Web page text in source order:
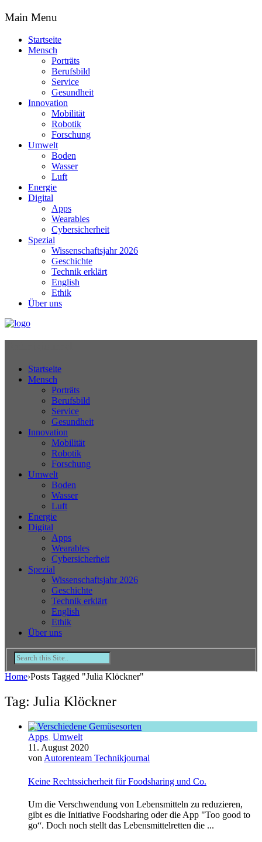
Main Menu
Startseite
Mensch
Porträts
Berufsbild
Service
Gesundheit
Innovation
Mobilität
Robotik
Forschung
Umwelt
Boden
Wasser
Luft
Energie
Digital
Apps
Wearables
Cybersicherheit
Spezial
Wissenschaftsjahr 2026
Geschichte
Technik erklärt
English
Ethik
Über uns
Startseite
Mensch
Porträts
Berufsbild
Service
Gesundheit
Innovation
Mobilität
Robotik
Forschung
Umwelt
Boden
Wasser
Luft
Energie
Digital
Apps
Wearables
Cybersicherheit
Spezial
Wissenschaftsjahr 2026
Geschichte
Technik erklärt
English
Ethik
Über uns
Home›Posts Tagged "Julia Klöckner"
Tag: Julia Klöckner
Apps, Umwelt
11. August 2020
von Autorenteam Technikjournal
Keine Rechtssicherheit für Foodsharing und Co.
Um die Verschwendung von Lebensmitteln zu reduzieren,
gibt es die Initiative Foodsharing oder die App "Too good to
go“. Doch noch stellt das Lebensmittelretten die ...